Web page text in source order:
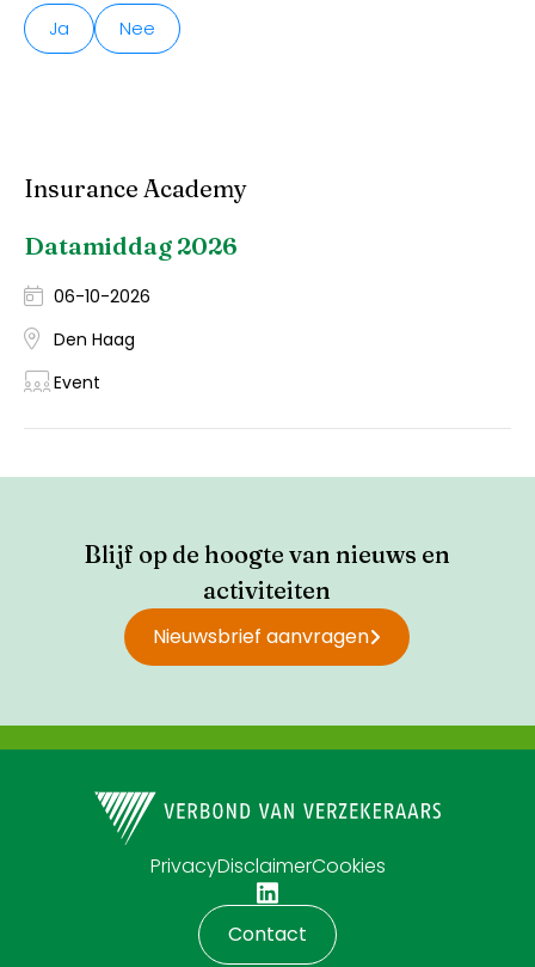
Ja Nee
Insurance Academy
Datamiddag 2026
06-10-2026
Den Haag
Event
Blijf op de hoogte van nieuws en
activiteiten
Nieuwsbrief aanvragen
PrivacyDisclaimerCookies
Contact